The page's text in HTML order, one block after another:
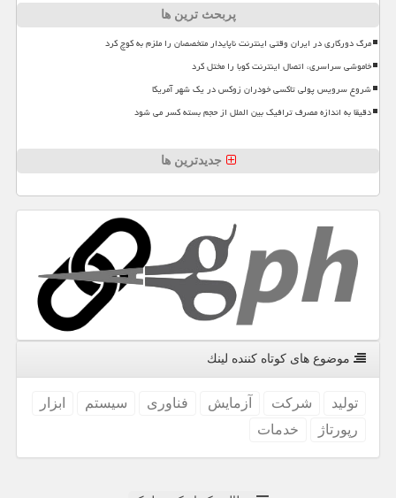
پربحث ترین ها
مرگ دورکاری در ایران وقتی اینترنت ناپایدار متخصصان را ملزم به کوچ کرد
خاموشی سراسری، اتصال اینترنت کوبا را مختل کرد
شروع سرویس پولی تاکسی خودران زوکس در یک شهر آمریکا
دقیقا به اندازه مصرف ترافیک بین الملل از حجم بسته کسر می شود
جدیدترین ها
موضوع های كوتاه كننده لینك
تولید شركت آزمایش فناوری سیستم
ابزار
رپورتاژ
خدمات